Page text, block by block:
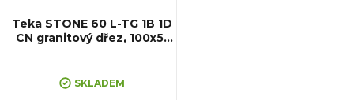
Teka STONE 60 L-TG 1B 1D
CN granitový dřez, 100x51
SKLADEM